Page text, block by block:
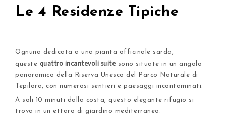
Le 4 Residenze Tipiche
Ognuna dedicata a una pianta officinale sarda,
queste quattro incantevoli suite sono situate in un angolo
panoramico della Riserva Unesco del Parco Naturale di
Tepilora, con numerosi sentieri e paesaggi incontaminati.
A soli 10 minuti dalla costa, questo elegante rifugio si
trova in un ettaro di giardino mediterraneo.